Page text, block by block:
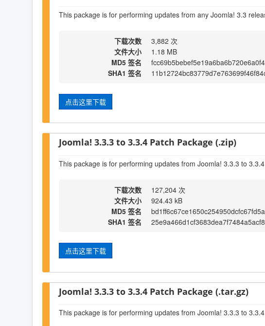
This package is for performing updates from any Joomla! 3.3
下载次数
3,882 次
文件大小
1.18 MB
MD5 签名
SHA1 签名
点击这里下载
Joomla! 3.3.3 to 3.3.4 Patch Package (.zip)
This package is for performing updates from Joomla! 3.3.3 to 3.3.4
下载次数
127,204 次
文件大小
924.43 kB
MD5 签名
bd1ff6c67ce1650c254950dcfc67fd5a
SHA1 签名
点击这里下载
Joomla! 3.3.3 to 3.3.4 Patch Package (.tar.gz)
This package is for performing updates from Joomla! 3.3.3 to 3.3.4